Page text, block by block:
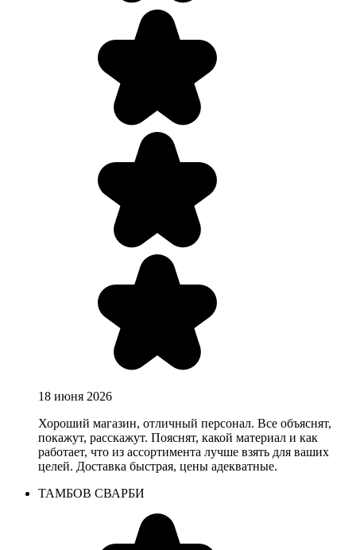
18 июня 2026
Хороший магазин, отличный персонал. Все объяснят,
покажут, расскажут. Пояснят, какой материал и как
работает, что из ассортимента лучше взять для ваших
целей. Доставка быстрая, цены адекватные.
ТАМБОВ СВАРБИ